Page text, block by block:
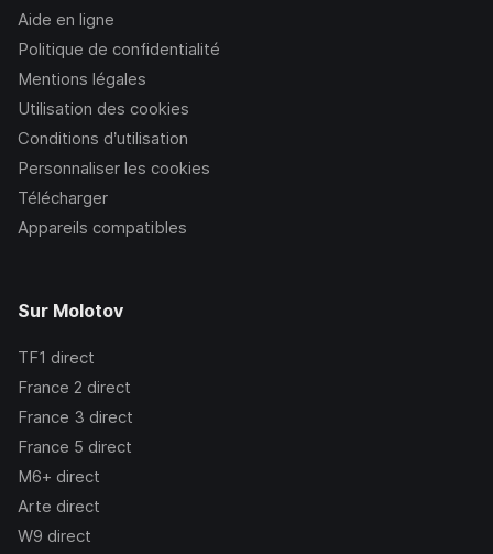
Aide en ligne
Politique de confidentialité
Mentions légales
Utilisation des cookies
Conditions d’utilisation
Personnaliser les cookies
Télécharger
Appareils compatibles
Sur Molotov
TF1 direct
France 2 direct
France 3 direct
France 5 direct
M6+ direct
Arte direct
W9 direct